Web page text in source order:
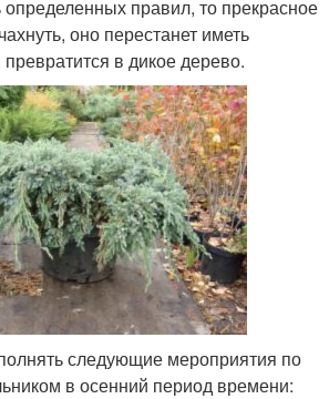
правил, то прекрасное
оно перестанет иметь
в дикое дерево.
следующие мероприятия по
в осенний период времени: